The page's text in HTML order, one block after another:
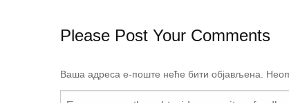
Please Post Your Comments
Ваша адреса е-поште неће бити објављена.